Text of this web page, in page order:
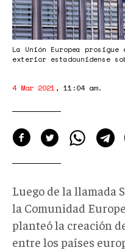
La Unión Europea
exterior estadounidense
4 Mar 2021, 11:04 am.
Luego de la llamada
la Comunidad
planteó la creación
entre los países